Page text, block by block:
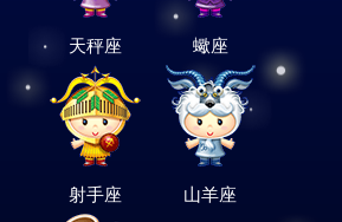
天秤座 蠍座
射手座 山羊座